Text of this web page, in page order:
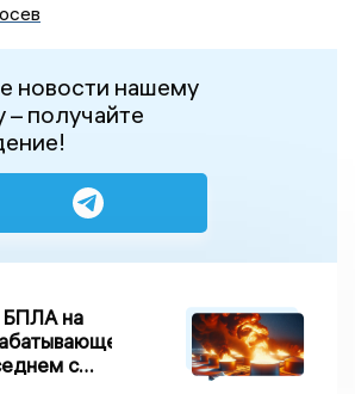
новости нашему
получайте
БПЛА на
с